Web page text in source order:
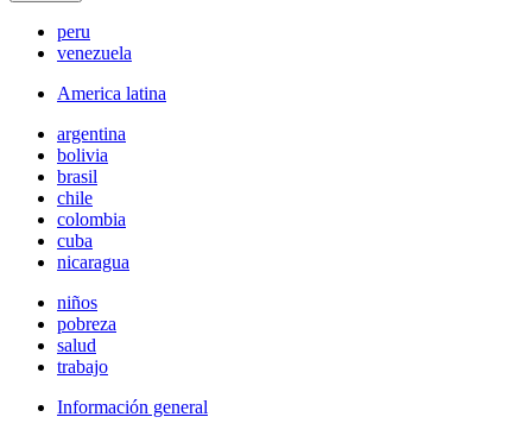
peru
venezuela
America latina
argentina
bolivia
brasil
chile
colombia
cuba
nicaragua
niños
pobreza
salud
trabajo
Información general